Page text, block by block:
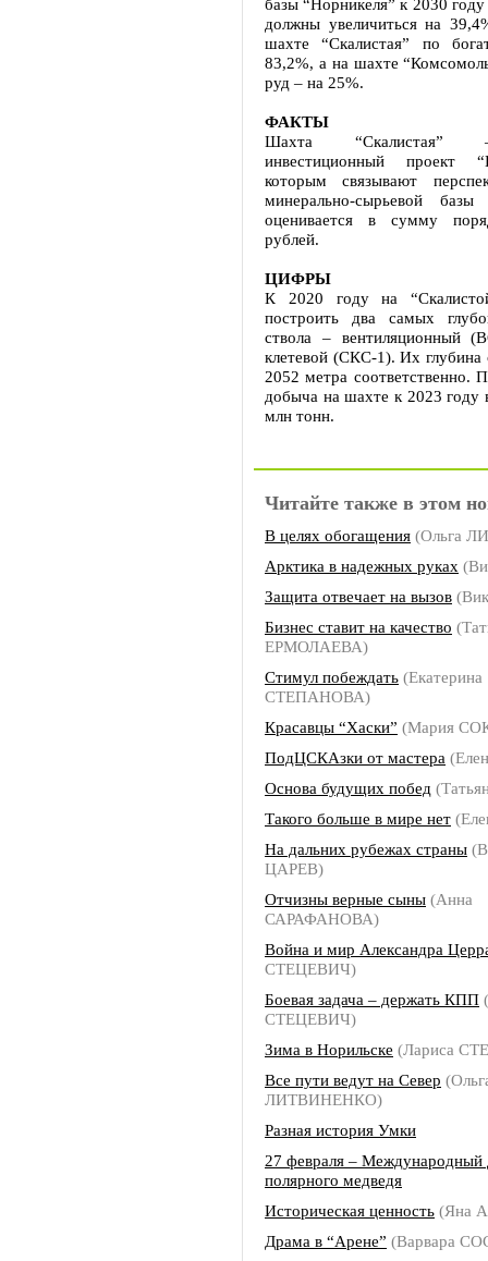
базы “Норникеля” к 2030
должны увеличиться на
шахте “Скалистая” по
83,2%, а на шахте
руд – на 25%.
ФАКТЫ
Шахта “Скалистая”
инвестиционный проект
которым связывают
минерально-сырьевой
оценивается в сумму
рублей.
ЦИФРЫ
К 2020 году на
построить два самых
ствола – вентиляционный
клетевой (СКС-1). Их глубина
2052 метра соответственно.
добыча на шахте к 2023 году
млн тонн.
Читайте также в этом
В целях обогащения (Ольга
Арктика в надежных руках
Защита отвечает на вызов
Бизнес ставит на качество
ЕРМОЛАЕВА)
Стимул побеждать (Екатерина
СТЕПАНОВА)
Красавцы “Хаски” (Мария
ПодЦСКАзки от мастера
Основа будущих побед
Такого больше в мире нет
На дальних рубежах страны
ЦАРЕВ)
Отчизны верные сыны (Анна
САРАФАНОВА)
Война и мир Александра
СТЕЦЕВИЧ)
Боевая задача – держать КПП
СТЕЦЕВИЧ)
Зима в Норильске (Лариса
Все пути ведут на Север
ЛИТВИНЕНКО)
Разная история Умки
27 февраля – Международный
полярного медведя
Историческая ценность (Яна
Драма в “Арене” (Варвара